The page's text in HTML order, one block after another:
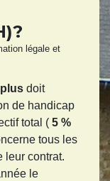
légale et
doit
de handicap
total ( 5 %
tous les
leur contrat.
le